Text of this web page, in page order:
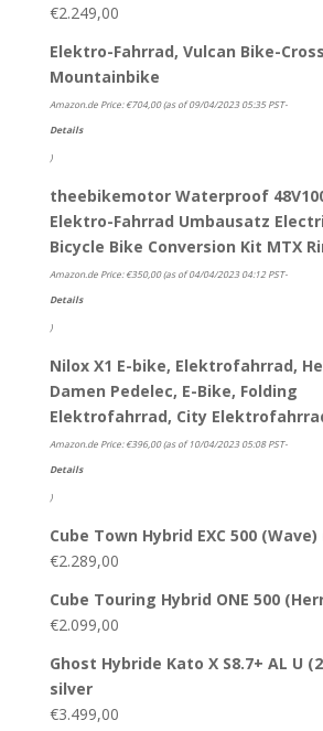
€2.249,00
Elektro-Fahrrad, Vulcan Bike-
Mountainbike
Amazon.de Price:€704,00(as of 09/04/2023 05:35 PST-
Details
)
theebikemotor Waterproof
Elektro-Fahrrad Umbausatz
Bicycle Bike Conversion Kit MTX
Amazon.de Price:€350,00(as of 04/04/2023 04:12 PST-
Details
)
Nilox X1 E-bike, Elektrofahrrad,
Damen Pedelec, E-Bike, Folding
Elektrofahrrad, City
Amazon.de Price:€396,00(as of 10/04/2023 05:08 PST-
Details
)
Cube Town Hybrid EXC 500
€2.289,00
Cube Touring Hybrid ONE 500
€2.099,00
Ghost Hybride Kato X S8.7+ AL U
silver
€3.499,00